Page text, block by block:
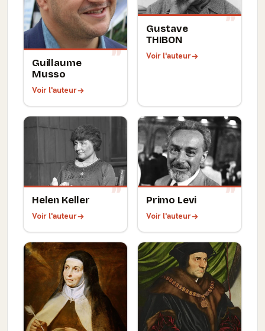
Guillaume
Musso
Voir l'auteur
Gustave
THIBON
Voir l'auteur
Helen Keller
Voir l'auteur
Primo Levi
Voir l'auteur